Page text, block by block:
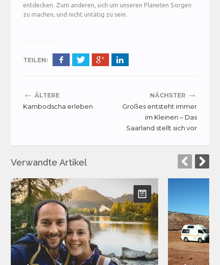
entdecken. Zum anderen, sich um unseren Planeten Sorgen
zu machen, und nicht untätig zu sein.
TEILEN:
← ÄLTERE
Kambodscha erleben
NÄCHSTER →
Großes entsteht immer
im Kleinen – Das
Saarland stellt sich vor
Verwandte Artikel